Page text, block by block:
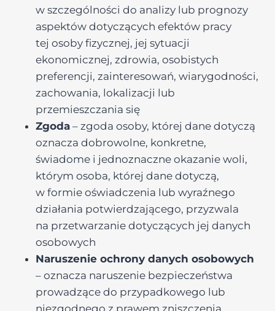
w szczególności do analizy lub prognozy
aspektów dotyczących efektów pracy
tej osoby fizycznej, jej sytuacji
ekonomicznej, zdrowia, osobistych
preferencji, zainteresowań, wiarygodności,
zachowania, lokalizacji lub
przemieszczania się
Zgoda – zgoda osoby, której dane dotyczą
oznacza dobrowolne, konkretne,
świadome i jednoznaczne okazanie woli,
którym osoba, której dane dotyczą,
w formie oświadczenia lub wyraźnego
działania potwierdzającego, przyzwala
na przetwarzanie dotyczących jej danych
osobowych
Naruszenie ochrony danych osobowych
– oznacza naruszenie bezpieczeństwa
prowadzące do przypadkowego lub
niezgodnego z prawem zniszczenia,